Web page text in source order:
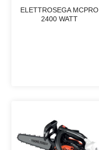
ELETTROSEGA MCPRO
2400 WATT